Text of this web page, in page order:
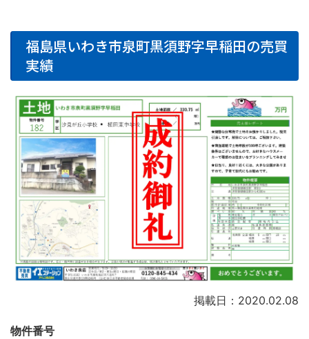
福島県いわき市泉町黒須野字早稲田の売買
実績
掲載日：2020.02.08
物件番号